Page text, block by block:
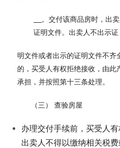
。交付该商品房时，出
证明文件。出卖人不出示证
明文件或者出示的证明文件不
的，买受人有权拒绝接收，由此
承担，并按照第十三条处理。
（三） 查验房屋
办理交付手续前，买受人
出卖人不得以缴纳相关税